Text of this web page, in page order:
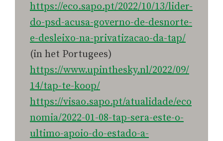
https://eco.sapo.pt/2022/10/13/lider-
do-psd-acusa-governo-de-desnorte-
e-desleixo-na-privatizacao-da-tap/
(in het Portugees)
https://www.upinthesky.nl/2022/09/
14/tap-te-koop/
https://visao.sapo.pt/atualidade/eco
nomia/2022-01-08-tap-sera-este-o-
ultimo-apoio-do-estado-a-